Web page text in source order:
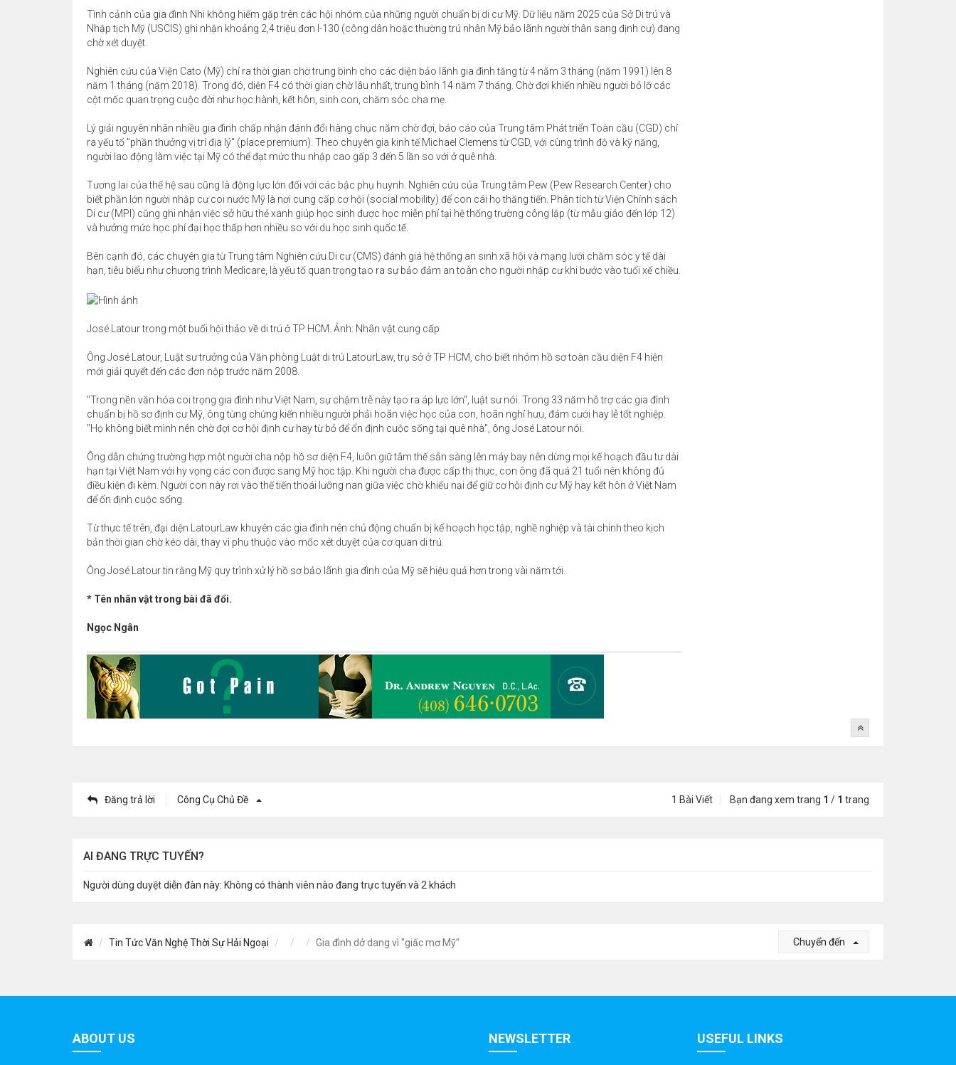
Tình cảnh của gia đình Nhi không hiếm gặp trên các hội nhóm của những người chuẩn bị di cư Mỹ. Dữ liệu năm 2025 của Sở Di trú và
Nhập tịch Mỹ (USCIS) ghi nhận khoảng 2,4 triệu đơn I-130 (công dân hoặc thường trú nhân Mỹ bảo lãnh người thân sang định cư) đang
chờ xét duyệt.
Nghiên cứu của Viện Cato (Mỹ) chỉ ra thời gian chờ trung bình cho các diện bảo lãnh gia đình tăng từ 4 năm 3 tháng (năm 1991) lên 8
năm 1 tháng (năm 2018). Trong đó, diện F4 có thời gian chờ lâu nhất, trung bình 14 năm 7 tháng. Chờ đợi khiến nhiều người bỏ lỡ các
cột mốc quan trọng cuộc đời như học hành, kết hôn, sinh con, chăm sóc cha mẹ.
Lý giải nguyên nhân nhiều gia đình chấp nhận đánh đổi hàng chục năm chờ đợi, báo cáo của Trung tâm Phát triển Toàn cầu (CGD) chỉ
ra yếu tố "phần thưởng vị trí địa lý" (place premium). Theo chuyên gia kinh tế Michael Clemens từ CGD, với cùng trình độ và kỹ năng,
người lao động làm việc tại Mỹ có thể đạt mức thu nhập cao gấp 3 đến 5 lần so với ở quê nhà.
Tương lai của thế hệ sau cũng là động lực lớn đối với các bậc phụ huynh. Nghiên cứu của Trung tâm Pew (Pew Research Center) cho
biết phần lớn người nhập cư coi nước Mỹ là nơi cung cấp cơ hội (social mobility) để con cái họ thăng tiến. Phân tích từ Viện Chính sách
Di cư (MPI) cũng ghi nhận việc sở hữu thẻ xanh giúp học sinh được học miễn phí tại hệ thống trường công lập (từ mẫu giáo đến lớp 12)
và hưởng mức học phí đại học thấp hơn nhiều so với du học sinh quốc tế.
Bên cạnh đó, các chuyên gia từ Trung tâm Nghiên cứu Di cư (CMS) đánh giá hệ thống an sinh xã hội và mạng lưới chăm sóc y tế dài
hạn, tiêu biểu như chương trình Medicare, là yếu tố quan trọng tạo ra sự bảo đảm an toàn cho người nhập cư khi bước vào tuổi xế chiều.
José Latour trong một buổi hội thảo về di trú ở TP HCM. Ảnh: Nhân vật cung cấp
Ông José Latour, Luật sư trưởng của Văn phòng Luật di trú LatourLaw, trụ sở ở TP HCM, cho biết nhóm hồ sơ toàn cầu diện F4 hiện
mới giải quyết đến các đơn nộp trước năm 2008.
"Trong nền văn hóa coi trọng gia đình như Việt Nam, sự chậm trễ này tạo ra áp lực lớn", luật sư nói. Trong 33 năm hỗ trợ các gia đình
chuẩn bị hồ sơ định cư Mỹ, ông từng chứng kiến nhiều người phải hoãn việc học của con, hoãn nghỉ hưu, đám cưới hay lễ tốt nghiệp.
"Họ không biết mình nên chờ đợi cơ hội định cư hay từ bỏ để ổn định cuộc sống tại quê nhà", ông José Latour nói.
Ông dẫn chứng trường hợp một người cha nộp hồ sơ diện F4, luôn giữ tâm thế sẵn sàng lên máy bay nên dừng mọi kế hoạch đầu tư dài
hạn tại Việt Nam với hy vọng các con được sang Mỹ học tập. Khi người cha được cấp thị thực, con ông đã quá 21 tuổi nên không đủ
điều kiện đi kèm. Người con này rơi vào thế tiến thoái lưỡng nan giữa việc chờ khiếu nại để giữ cơ hội định cư Mỹ hay kết hôn ở Việt Nam
để ổn định cuộc sống.
Từ thực tế trên, đại diện LatourLaw khuyên các gia đình nên chủ động chuẩn bị kế hoạch học tập, nghề nghiệp và tài chính theo kịch
bản thời gian chờ kéo dài, thay vì phụ thuộc vào mốc xét duyệt của cơ quan di trú.
Ông José Latour tin rằng Mỹ quy trình xử lý hồ sơ bảo lãnh gia đình của Mỹ sẽ hiệu quả hơn trong vài năm tới.
* Tên nhân vật trong bài đã đổi.
Ngọc Ngân
Đăng trả lời Công Cụ Chủ Đề 1 Bài Viết Bạn đang xem trang 1 / 1 trang
AI ĐANG TRỰC TUYẾN?
Người dùng duyệt diễn đàn này: Không có thành viên nào đang trực tuyến và 2 khách
Tin Tức Văn Nghệ Thời Sự Hải Ngoại Gia đình dở dang vì "giấc mơ Mỹ" Chuyển đến
ABOUT US NEWSLETTER USEFUL LINKS